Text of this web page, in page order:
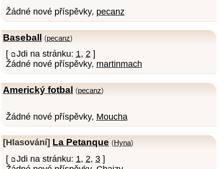
Žádné nové příspěvky, pecanz
Baseball (pecanz)
[ Jdi na stránku: 1, 2]
Žádné nové příspěvky, martinmach
Americký fotbal (pecanz)
Žádné nové příspěvky, Moucha
[Hlasování] La Petanque (Hyna)
[ Jdi na stránku: 1, 2, 3]